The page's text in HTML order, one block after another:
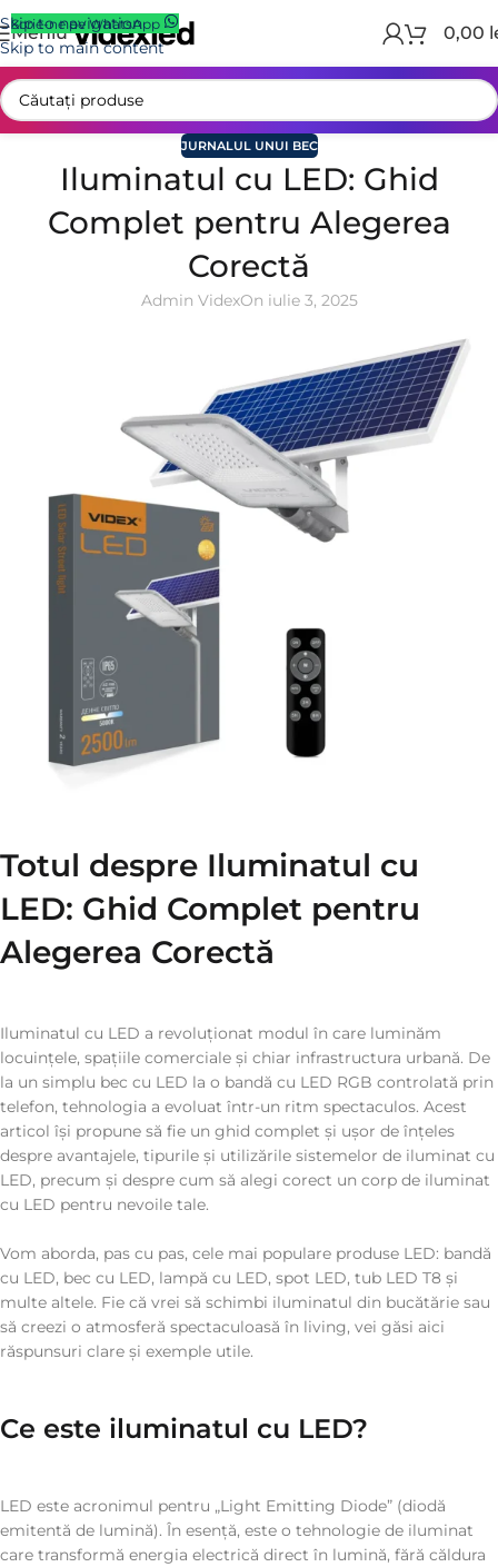
Skip to navigation
Skip to main content
Scrie-ne pe WhatsApp
Meniu 0,00
JURNALUL UNUI BEC
Iluminatul cu LED: Ghid
Complet pentru Alegerea
Corectă
Admin VidexOn iulie 3, 2025
Totul despre Iluminatul cu
LED: Ghid Complet pentru
Alegerea Corectă
Iluminatul cu LED a revoluționat modul în care luminăm
locuințele, spațiile comerciale și chiar infrastructura urbană. De
la un simplu bec cu LED la o bandă cu LED RGB controlată prin
telefon, tehnologia a evoluat într-un ritm spectaculos. Acest
articol își propune să fie un ghid complet și ușor de înțeles
despre avantajele, tipurile și utilizările sistemelor de iluminat cu
LED, precum și despre cum să alegi corect un corp de iluminat
cu LED pentru nevoile tale.
Vom aborda, pas cu pas, cele mai populare produse LED: bandă
cu LED, bec cu LED, lampă cu LED, spot LED, tub LED T8 și
multe altele. Fie că vrei să schimbi iluminatul din bucătărie sau
să creezi o atmosferă spectaculoasă în living, vei găsi aici
răspunsuri clare și exemple utile.
Ce este iluminatul cu LED?
LED este acronimul pentru „Light Emitting Diode” (diodă
emitentă de lumină). În esență, este o tehnologie de iluminat
care transformă energia electrică direct în lumină, fără căldura